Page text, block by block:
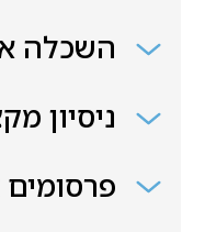
השכלה
ניסיון